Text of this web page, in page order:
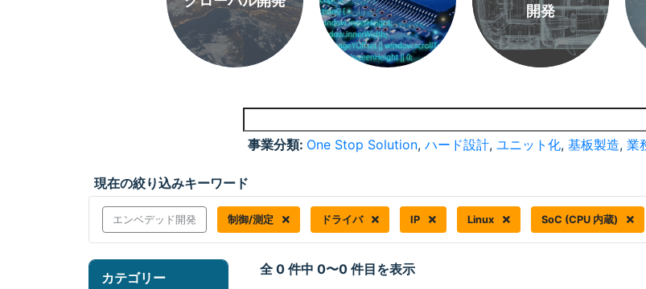
開発
事業分類: One Stop Solution, ハード設計, ユニット化, 基板製造, 業
現在の絞り込みキーワード
エンベデッド開発 制御/測定 ドライバ IP Linux SoC (CPU 内蔵)
カテゴリー
全 0 件中 0〜0 件目を表示